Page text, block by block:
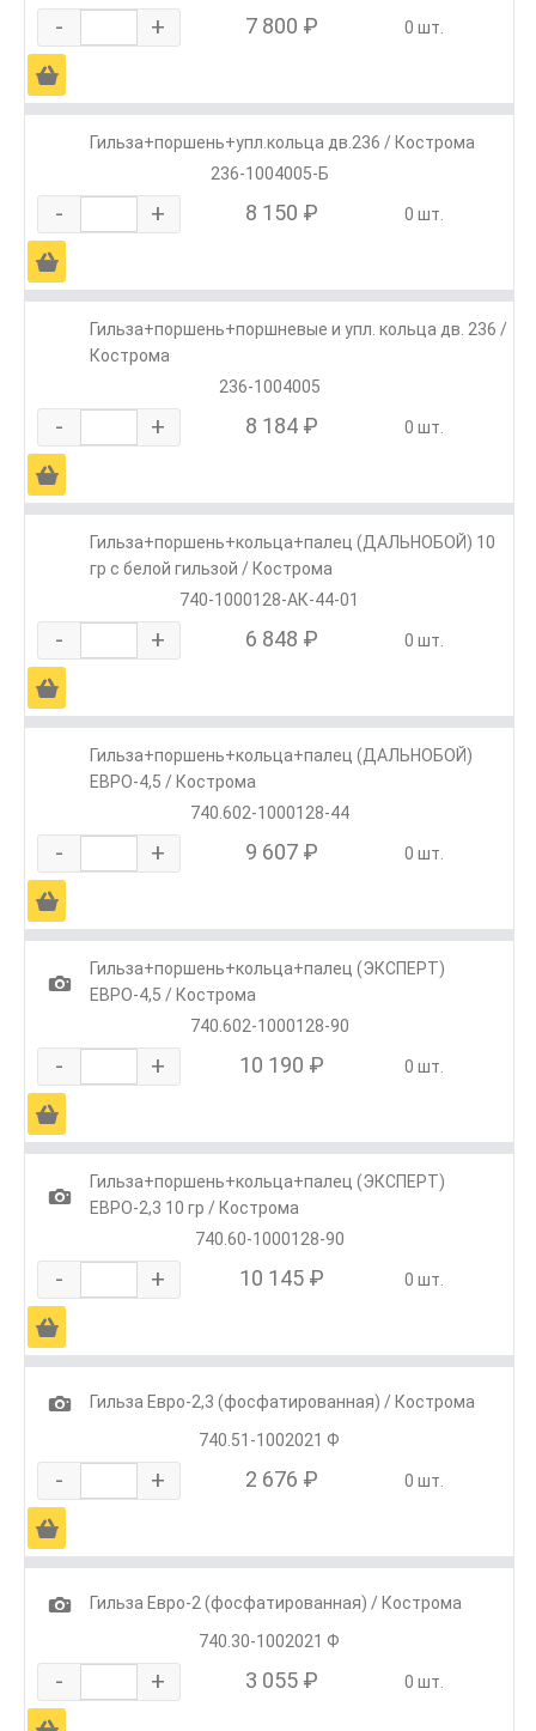
- + 7 800 ₽ 0 шт.
Ä
Гильза+поршень+упл.кольца дв.236 / Кострома
236-1004005-Б
- + 8 150 ₽ 0 шт.
Ä
Гильза+поршень+поршневые и упл. кольца дв. 236 /
Кострома
236-1004005
- + 8 184 ₽ 0 шт.
Ä
Гильза+поршень+кольца+палец (ДАЛЬНОБОЙ) 10
гр с белой гильзой / Кострома
740-1000128-АК-44-01
- + 6 848 ₽ 0 шт.
Ä
Гильза+поршень+кольца+палец (ДАЛЬНОБОЙ)
ЕВРО-4,5 / Кострома
740.602-1000128-44
- + 9 607 ₽ 0 шт.
Ä
1
Гильза+поршень+кольца+палец (ЭКСПЕРТ)
ЕВРО-4,5 / Кострома
740.602-1000128-90
- + 10 190 ₽ 0 шт.
Ä
1
Гильза+поршень+кольца+палец (ЭКСПЕРТ)
ЕВРО-2,3 10 гр / Кострома
740.60-1000128-90
- + 10 145 ₽ 0 шт.
Ä
1
Гильза Евро-2,3 (фосфатированная) / Кострома
740.51-1002021 Ф
- + 2 676 ₽ 0 шт.
Ä
1
Гильза Евро-2 (фосфатированная) / Кострома
740.30-1002021 Ф
- + 3 055 ₽ 0 шт.